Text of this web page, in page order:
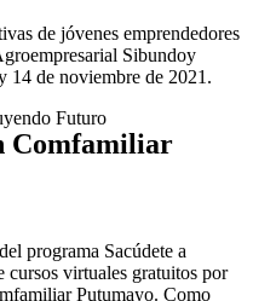
de jóvenes emprendedores
Sibundoy
14 de noviembre de 2021.
Futuro
Comfamiliar
programa Sacúdete a
cursos virtuales gratuitos por
Putumayo. Como